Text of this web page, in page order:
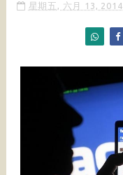
星期五, 六月 13, 2014